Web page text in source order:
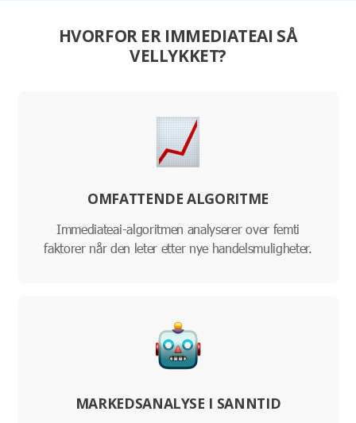
HVORFOR ER IMMEDIATEAI SÅ
VELLYKKET?
OMFATTENDE ALGORITME
Immediateai-algoritmen analyserer over femti
faktorer når den leter etter nye handelsmuligheter.
MARKEDSANALYSE I SANNTID